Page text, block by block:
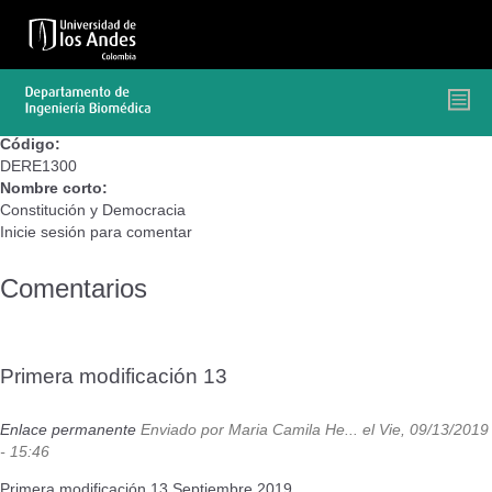
contenido
Código:
DERE1300
Nombre corto:
Constitución y Democracia
Inicie sesión para comentar
Comentarios
Primera modificación 13
Enlace permanente Enviado por Maria Camila He...
el Vie, 09/13/2019
- 15:46